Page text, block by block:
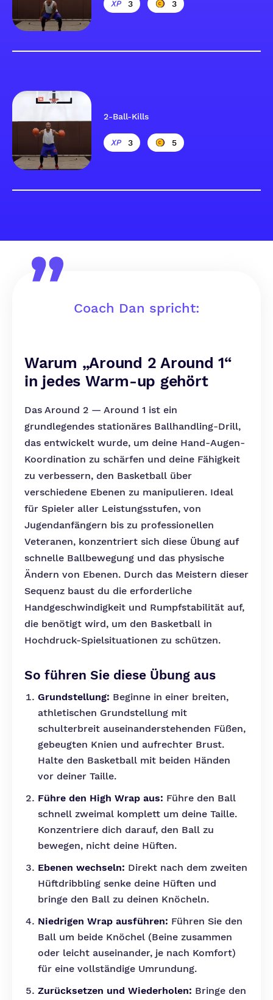
3 3
2-Ball-Kills
3 5
Coach Dan spricht:
Warum „Around 2 Around 1“
in jedes Warm-up gehört
Das Around 2 — Around 1 ist ein
grundlegendes stationäres Ballhandling-Drill,
das entwickelt wurde, um deine Hand-Augen-
Koordination zu schärfen und deine Fähigkeit
zu verbessern, den Basketball über
verschiedene Ebenen zu manipulieren. Ideal
für Spieler aller Leistungsstufen, von
Jugendanfängern bis zu professionellen
Veteranen, konzentriert sich diese Übung auf
schnelle Ballbewegung und das physische
Ändern von Ebenen. Durch das Meistern dieser
Sequenz baust du die erforderliche
Handgeschwindigkeit und Rumpfstabilität auf,
die benötigt wird, um den Basketball in
Hochdruck-Spielsituationen zu schützen.
So führen Sie diese Übung aus
Grundstellung: Beginne in einer breiten,
athletischen Grundstellung mit
schulterbreit auseinanderstehenden Füßen,
gebeugten Knien und aufrechter Brust.
Halte den Basketball mit beiden Händen
vor deiner Taille.
Führe den High Wrap aus: Führe den Ball
schnell zweimal komplett um deine Taille.
Konzentriere dich darauf, den Ball zu
bewegen, nicht deine Hüften.
Ebenen wechseln: Direkt nach dem zweiten
Hüftdribbling senke deine Hüften und
bringe den Ball zu deinen Knöcheln.
Niedrigen Wrap ausführen: Führen Sie den
Ball um beide Knöchel (Beine zusammen
oder leicht auseinander, je nach Komfort)
für eine vollständige Umrundung.
Zurücksetzen und Wiederholen: Bringe den